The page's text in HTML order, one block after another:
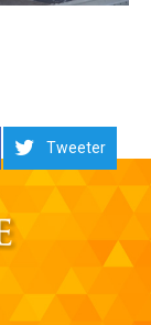
Tweeter